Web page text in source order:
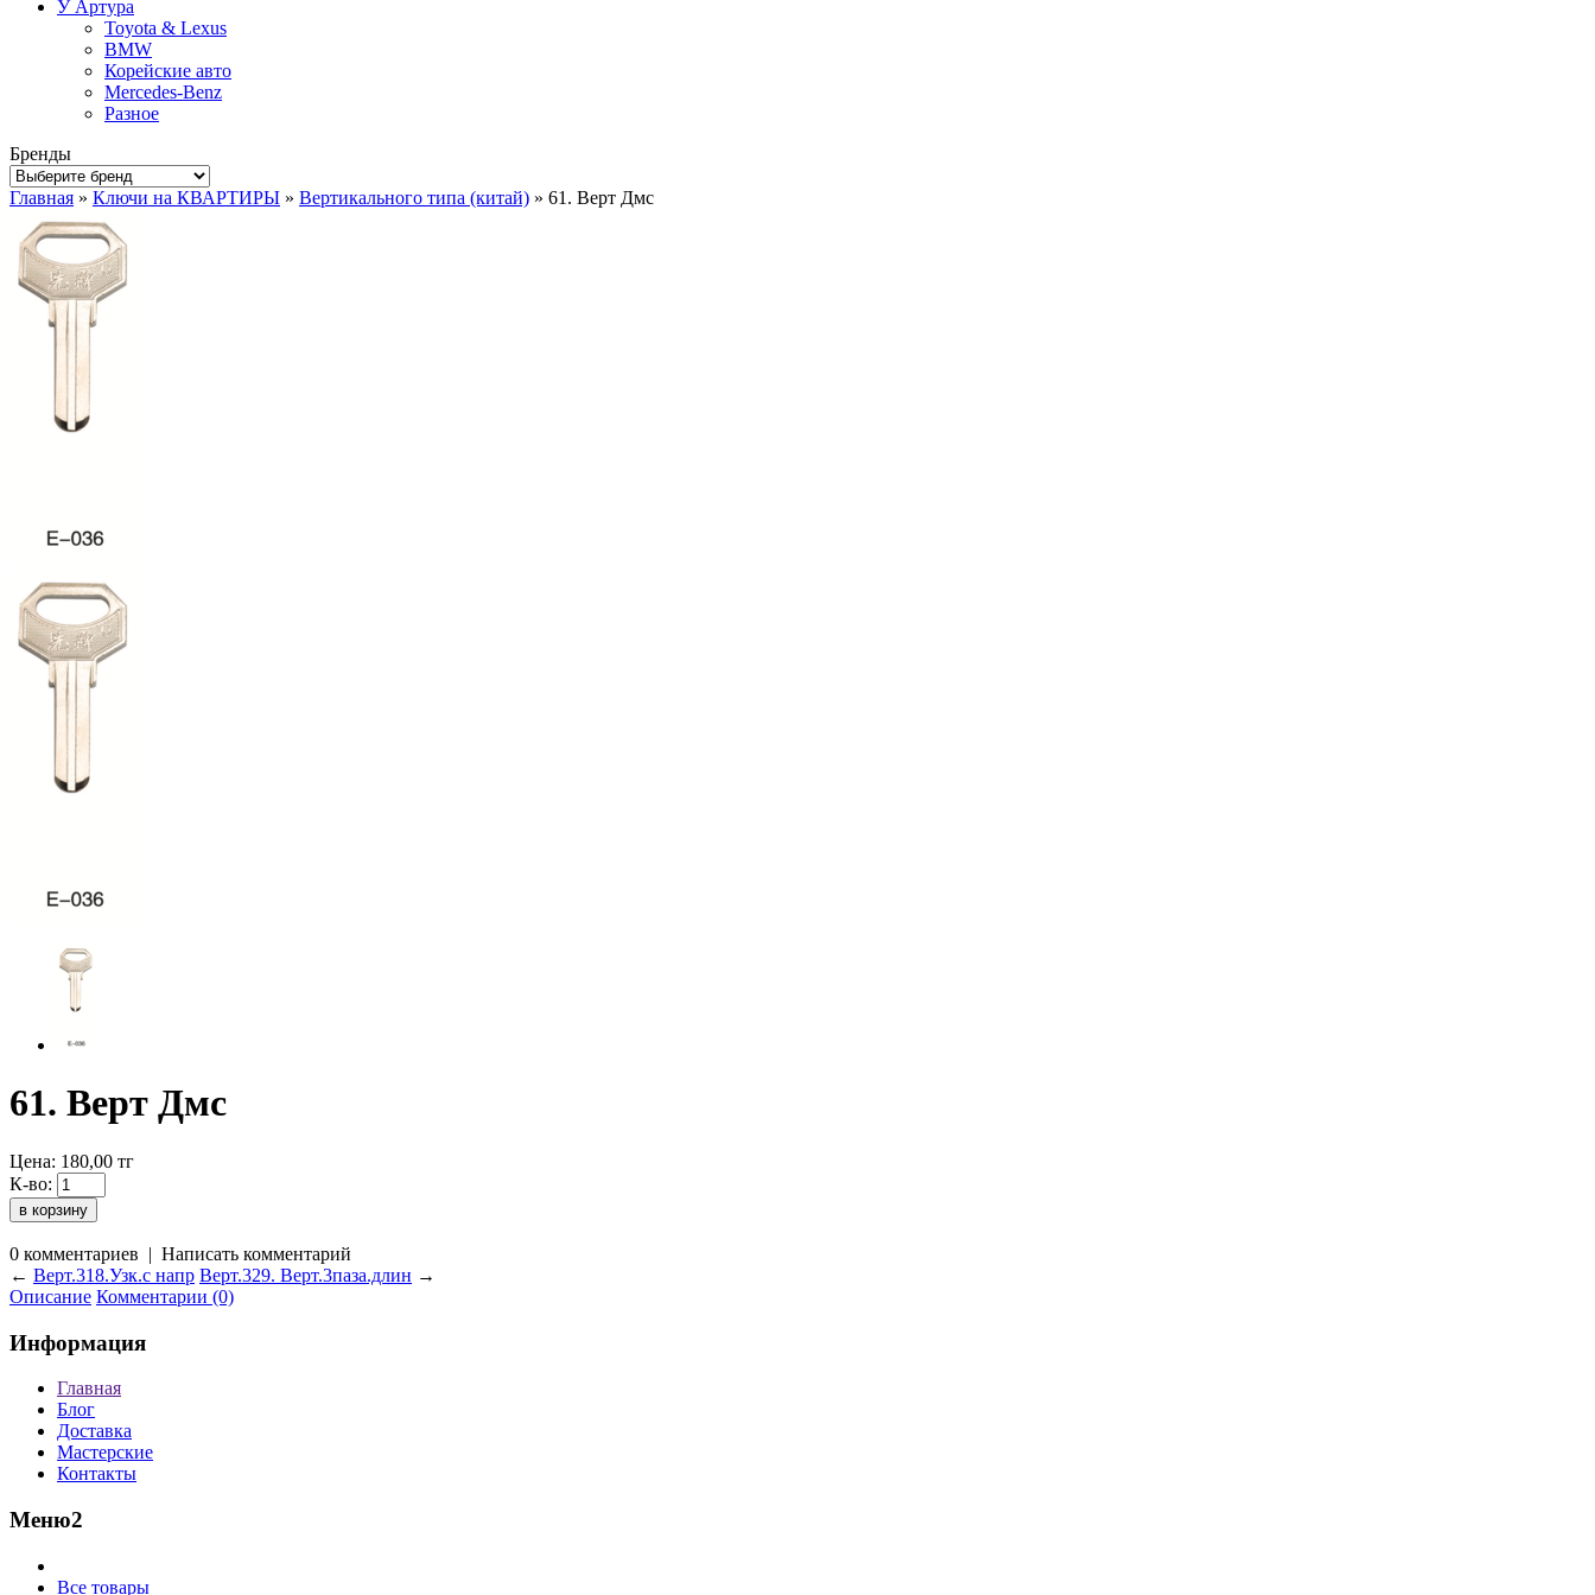
У Артура
Toyota & Lexus
BMW
Корейские авто
Mercedes-Benz
Разное
Бренды
Главная » Ключи на КВАРТИРЫ » Вертикального типа (китай) » 61. Верт Дмс
61. Верт Дмс
Цена: 180,00 тг
К-во:
0 комментариев | Написать комментарий
← Верт.318.Узк.с напр Верт.329. Верт.3паза.длин →
Описание Комментарии (0)
Информация
Главная
Блог
Доставка
Мастерские
Контакты
Меню2
Все товары